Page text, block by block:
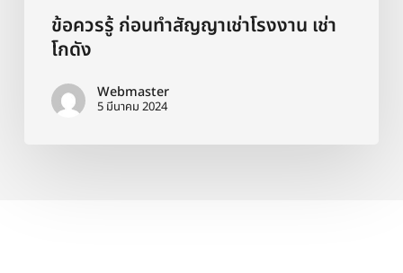
ข้อควรรู้ ก่อนทำสัญญาเช่าโรงงาน เช่า
โกดัง
Webmaster
5 มีนาคม 2024